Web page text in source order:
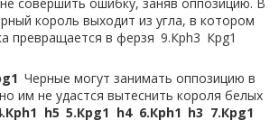
король выходит из угла, в котором
превращается в ферзя 9.Крh3 Крg1
Черные могут занимать оппозицию в
им не удастся вытеснить короля белых
Крh1 h5 5.Крg1 h4 6.Крh1 h3 7.Крg1